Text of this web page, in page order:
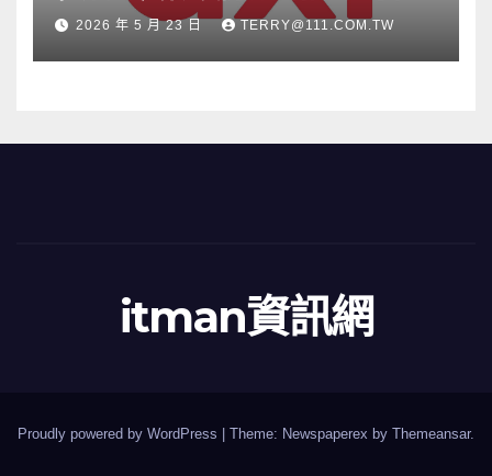
根源」宣傳活動
2026 年 5 月 23 日 TERRY@111.COM.TW
itman資訊網
Proudly powered by WordPress Theme: Newspaperex by Themeansar.